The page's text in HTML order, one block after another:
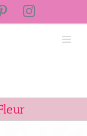
PinterestInstagram